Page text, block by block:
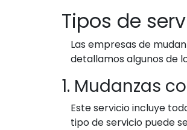
Tipos de
Las empresas de
detallamos algunos de
1. Mudanzas
Este servicio incluye
tipo de servicio puede